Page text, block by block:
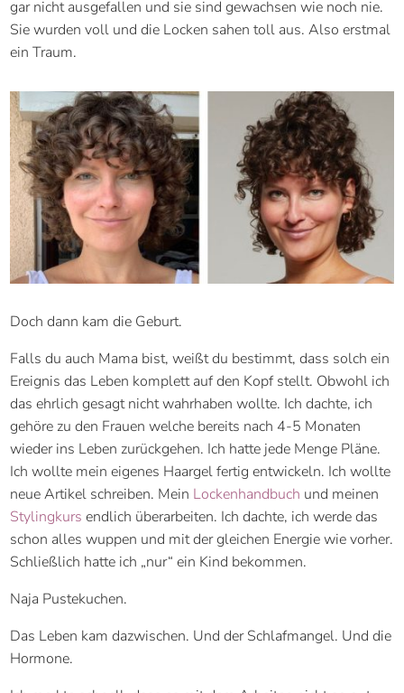
gar nicht ausgefallen und sie sind gewachsen wie noch nie.
Sie wurden voll und die Locken sahen toll aus. Also erstmal
ein Traum.
Doch dann kam die Geburt.
Falls du auch Mama bist, weißt du bestimmt, dass solch ein
Ereignis das Leben komplett auf den Kopf stellt. Obwohl ich
das ehrlich gesagt nicht wahrhaben wollte. Ich dachte, ich
gehöre zu den Frauen welche bereits nach 4-5 Monaten
wieder ins Leben zurückgehen. Ich hatte jede Menge Pläne.
Ich wollte mein eigenes Haargel fertig entwickeln. Ich wollte
neue Artikel schreiben. Mein Lockenhandbuch und meinen
Stylingkurs endlich überarbeiten. Ich dachte, ich werde das
schon alles wuppen und mit der gleichen Energie wie vorher.
Schließlich hatte ich „nur“ ein Kind bekommen.
Naja Pustekuchen.
Das Leben kam dazwischen. Und der Schlafmangel. Und die
Hormone.